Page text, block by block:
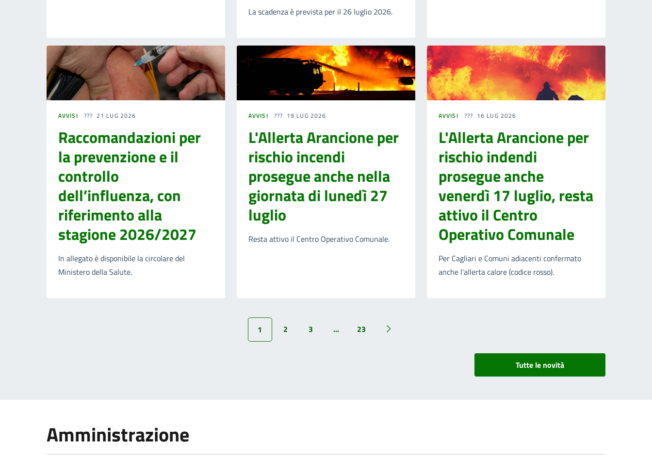
La scadenza è prevista per il 26 luglio 2026.
AVVISI 21 LUG 2026
Raccomandazioni per
la prevenzione e il
controllo
dell’influenza, con
riferimento alla
stagione 2026/2027
In allegato è disponibile la circolare del
Ministero della Salute.
AVVISI 19 LUG 2026
L'Allerta Arancione per
rischio incendi
prosegue anche nella
giornata di lunedì 27
luglio
Resta attivo il Centro Operativo Comunale.
AVVISI 16 LUG 2026
L'Allerta Arancione per
rischio indendi
prosegue anche
venerdì 17 luglio, resta
attivo il Centro
Operativo Comunale
Per Cagliari e Comuni adiacenti confermato
anche l'allerta calore (codice rosso).
1 2 3 ... 23
Tutte le novità
Amministrazione